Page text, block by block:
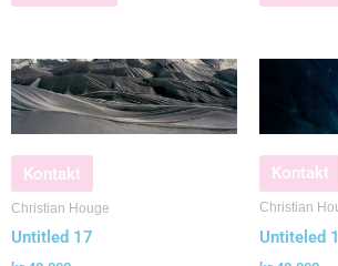
Kontakt
Christian Houge
Untitled 17
Kontakt
Christian
Untiteled